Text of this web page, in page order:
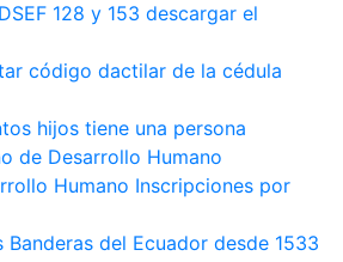
128 y 153 descargar el
código dactilar de la cédula
hijos tiene una persona
de Desarrollo Humano
Humano Inscripciones por
Banderas del Ecuador desde 1533